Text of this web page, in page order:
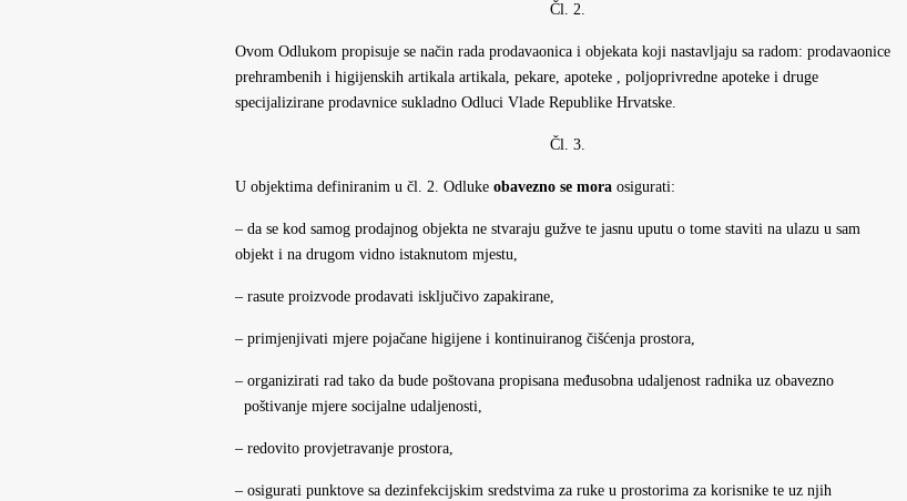
Čl. 2.
Ovom Odlukom propisuje se način rada prodavaonica i objekata koji nastavljaju sa radom: prodavaonice
prehrambenih i higijenskih artikala artikala, pekare, apoteke , poljoprivredne apoteke i druge
specijalizirane prodavnice sukladno Odluci Vlade Republike Hrvatske.
Čl. 3.
U objektima definiranim u čl. 2. Odluke obavezno se mora osigurati:
– da se kod samog prodajnog objekta ne stvaraju gužve te jasnu uputu o tome staviti na ulazu u sam
objekt i na drugom vidno istaknutom mjestu,
– rasute proizvode prodavati isključivo zapakirane,
– primjenjivati mjere pojačane higijene i kontinuiranog čišćenja prostora,
– organizirati rad tako da bude poštovana propisana međusobna udaljenost radnika uz obavezno
poštivanje mjere socijalne udaljenosti,
– redovito provjetravanje prostora,
– osigurati punktove sa dezinfekcijskim sredstvima za ruke u prostorima za korisnike te uz njih